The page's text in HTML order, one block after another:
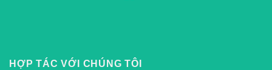
HỢP TÁC VỚI CHÚNG TÔI